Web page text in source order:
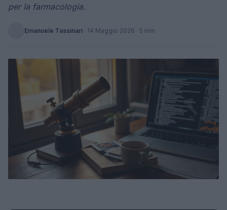
per la farmacologia.
Emanuele Tassinari · 14 Maggio 2026 · 5 min